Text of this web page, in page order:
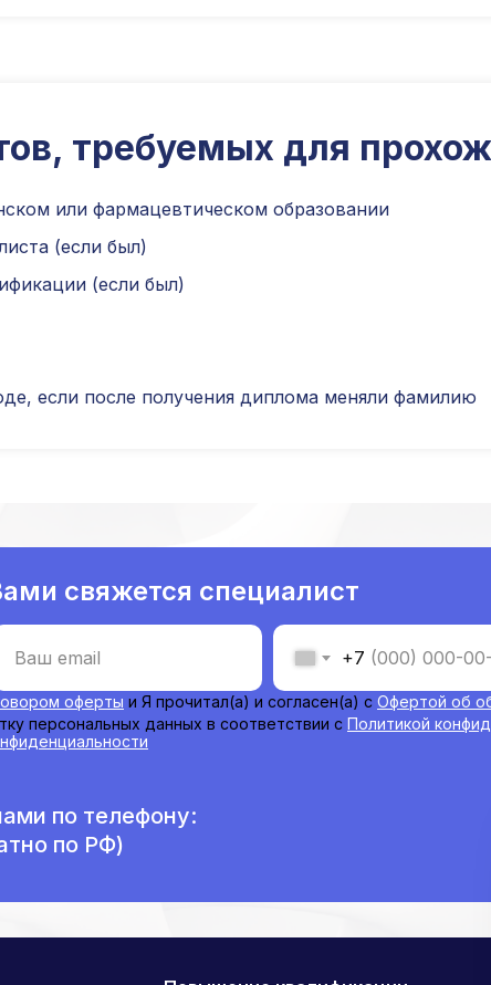
или фармацевтическом образовании
(если был)
(если был)
если после получения диплома меняли фамилию
требуемых для
Ваш email +7
оферты и Я прочитал(а) и согласен(а) с Офертой об
персональных данных в соответствии с Политикой
свяжется специалист
по телефону:
по РФ)